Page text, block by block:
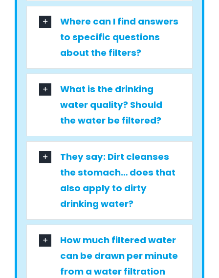
Where can I find answers
to specific questions
about the filters?
What is the drinking
water quality? Should
the water be filtered?
They say: Dirt cleanses
the stomach… does that
also apply to dirty
drinking water?
How much filtered water
can be drawn per minute
from a water filtration